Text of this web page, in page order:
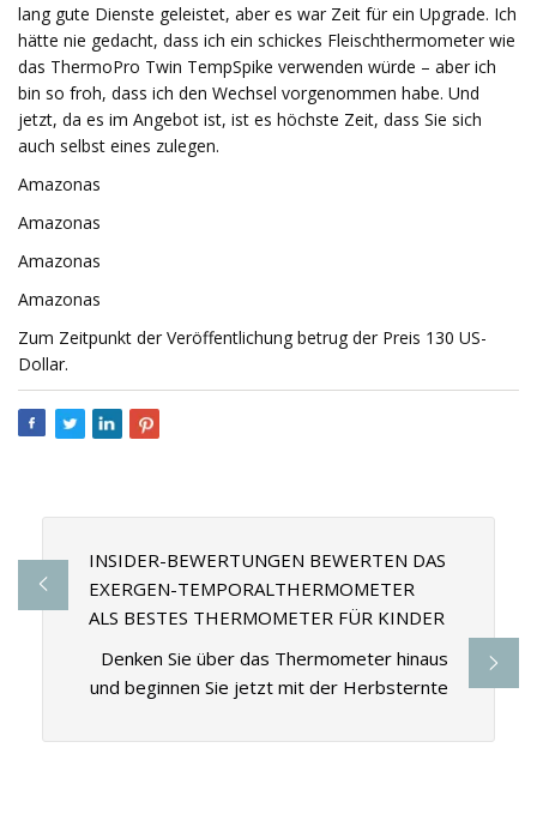
lang gute Dienste geleistet, aber es war Zeit für ein Upgrade. Ich
hätte nie gedacht, dass ich ein schickes Fleischthermometer wie
das ThermoPro Twin TempSpike verwenden würde – aber ich
bin so froh, dass ich den Wechsel vorgenommen habe. Und
jetzt, da es im Angebot ist, ist es höchste Zeit, dass Sie sich
auch selbst eines zulegen.
Amazonas
Amazonas
Amazonas
Amazonas
Zum Zeitpunkt der Veröffentlichung betrug der Preis 130 US-
Dollar.
INSIDER-BEWERTUNGEN BEWERTEN DAS
EXERGEN-TEMPORALTHERMOMETER
ALS BESTES THERMOMETER FÜR KINDER
Denken Sie über das Thermometer hinaus
und beginnen Sie jetzt mit der Herbsternte